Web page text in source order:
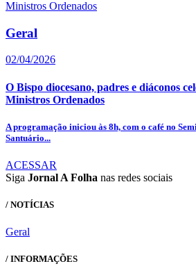
Geral
02/04/2026
O Bispo diocesano, padres e diáconos
Ministros Ordenados
A programação iniciou às 8h, com o café no
Santuário...
ACESSAR
Siga Jornal A Folha nas redes sociais
/ NOTÍCIAS
Geral
/ INFORMAÇÕES